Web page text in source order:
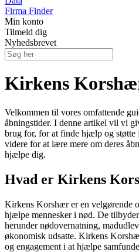
Firma Finder
Min konto
Tilmeld dig
Nyhedsbrevet
Kirkens
Velkommen til vores omfattende
åbningstider. I denne artikel vil vi
brug for, for at finde hjælp og
videre for at lære mere om deres
hjælpe dig.
Hvad er Kirkens
Kirkens Korshær er en velgørende
hjælpe mennesker i nød. De
herunder nødovernatning,
økonomisk udsatte. Kirkens
og engagement i at hjælpe